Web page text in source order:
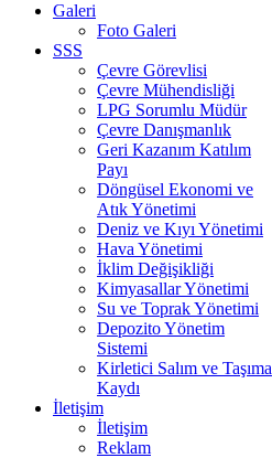
Galeri
Foto Galeri
SSS
Çevre Görevlisi
Çevre Mühendisliği
LPG Sorumlu Müdür
Çevre Danışmanlık
Geri Kazanım Katılım
Payı
Döngüsel Ekonomi ve
Atık Yönetimi
Deniz ve Kıyı Yönetimi
Hava Yönetimi
İklim Değişikliği
Kimyasallar Yönetimi
Su ve Toprak Yönetimi
Depozito Yönetim
Sistemi
Kirletici Salım ve Taşıma
Kaydı
İletişim
İletişim
Reklam